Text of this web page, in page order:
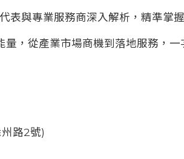
表與專業服務商深入解析，精準掌
，從產業市場商機到落地服務，一
路2號)